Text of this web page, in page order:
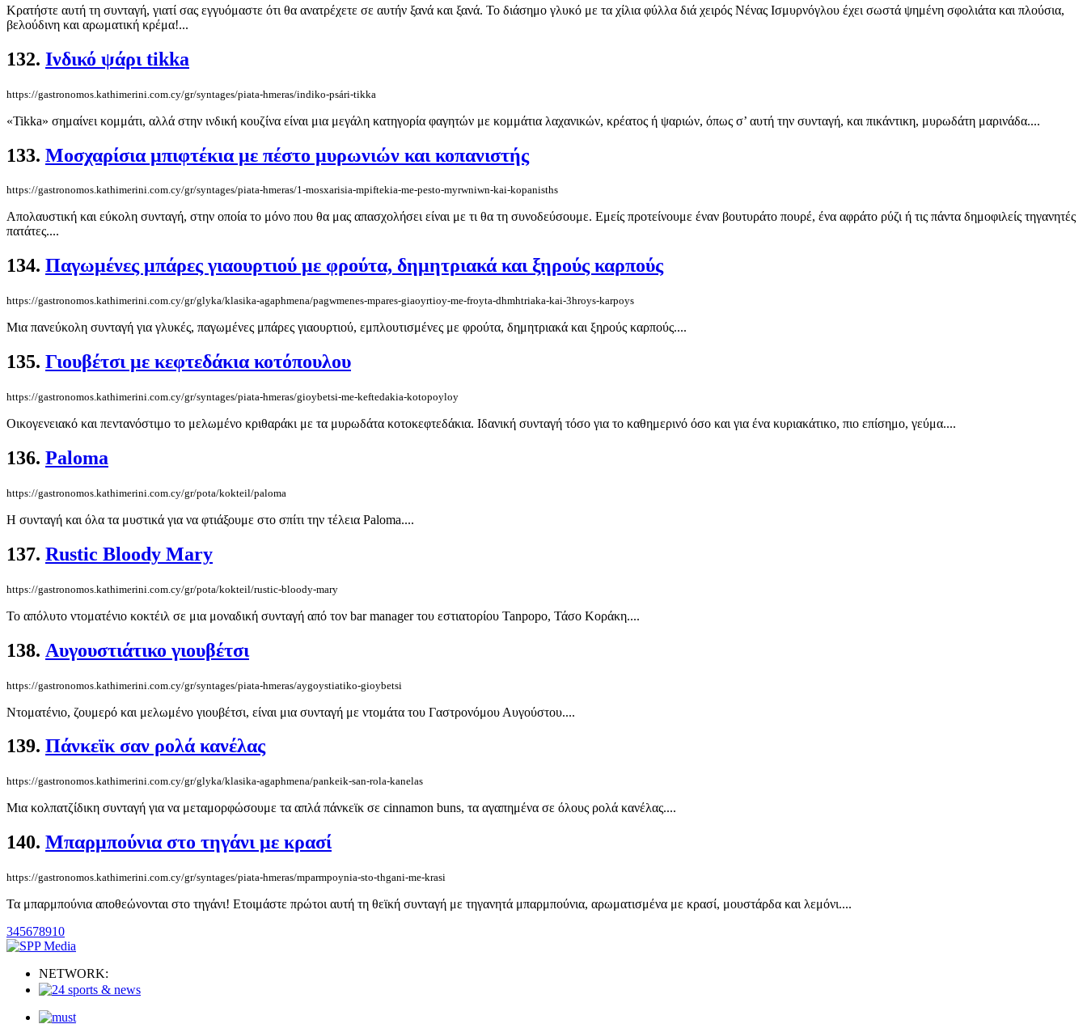
Κρατήστε αυτή τη συνταγή, γιατί σας εγγυόμαστε ότι θα ανατρέχετε σε αυτήν ξανά και ξανά. Το διάσημο γλυκό με τα χίλια φύλλα διά χειρός Νένας Ισμυρνόγλου έχει σωστά ψημένη σφολιάτα και πλούσια,
βελούδινη και αρωματική κρέμα!...
132. Ινδικό ψάρι tikka
https://gastronomos.kathimerini.com.cy/gr/syntages/piata-hmeras/indiko-psári-tikka
«Tikka» σημαίνει κομμάτι, αλλά στην ινδική κουζίνα είναι μια μεγάλη κατηγορία φαγητών με κομμάτια λαχανικών, κρέατος ή ψαριών, όπως σ’ αυτή την συνταγή, και πικάντικη, μυρωδάτη μαρινάδα....
133. Μοσχαρίσια μπιφτέκια με πέστο μυρωνιών και κοπανιστής
https://gastronomos.kathimerini.com.cy/gr/syntages/piata-hmeras/1-mosxarisia-mpiftekia-me-pesto-myrwniwn-kai-kopanisths
Απολαυστική και εύκολη συνταγή, στην οποία το μόνο που θα μας απασχολήσει είναι με τι θα τη συνοδεύσουμε. Εμείς προτείνουμε έναν βουτυράτο πουρέ, ένα αφράτο ρύζι ή τις πάντα δημοφιλείς τηγανητές
πατάτες....
134. Παγωμένες μπάρες γιαουρτιού με φρούτα, δημητριακά και ξηρούς καρπούς
https://gastronomos.kathimerini.com.cy/gr/glyka/klasika-agaphmena/pagwmenes-mpares-giaoyrtioy-me-froyta-dhmhtriaka-kai-3hroys-karpoys
Μια πανεύκολη συνταγή για γλυκές, παγωμένες μπάρες γιαουρτιού, εμπλουτισμένες με φρούτα, δημητριακά και ξηρούς καρπούς....
135. Γιουβέτσι με κεφτεδάκια κοτόπουλου
https://gastronomos.kathimerini.com.cy/gr/syntages/piata-hmeras/gioybetsi-me-keftedakia-kotopoyloy
Οικογενειακό και πεντανόστιμο το μελωμένο κριθαράκι με τα μυρωδάτα κοτοκεφτεδάκια. Ιδανική συνταγή τόσο για το καθημερινό όσο και για ένα κυριακάτικο, πιο επίσημο, γεύμα....
136. Paloma
https://gastronomos.kathimerini.com.cy/gr/pota/kokteil/paloma
Η συνταγή και όλα τα μυστικά για να φτιάξουμε στο σπίτι την τέλεια Paloma....
137. Rustic Bloody Mary
https://gastronomos.kathimerini.com.cy/gr/pota/kokteil/rustic-bloody-mary
Το απόλυτο ντοματένιο κοκτέιλ σε μια μοναδική συνταγή από τον bar manager του εστιατορίου Tanpopo, Τάσο Κοράκη....
138. Αυγουστιάτικο γιουβέτσι
https://gastronomos.kathimerini.com.cy/gr/syntages/piata-hmeras/aygoystiatiko-gioybetsi
Ντοματένιο, ζουμερό και μελωμένο γιουβέτσι, είναι μια συνταγή με ντομάτα του Γαστρονόμου Αυγούστου....
139. Πάνκεϊκ σαν ρολά κανέλας
https://gastronomos.kathimerini.com.cy/gr/glyka/klasika-agaphmena/pankeik-san-rola-kanelas
Μια κολπατζίδικη συνταγή για να μεταμορφώσουμε τα απλά πάνκεϊκ σε cinnamon buns, τα αγαπημένα σε όλους ρολά κανέλας....
140. Μπαρμπούνια στο τηγάνι με κρασί
https://gastronomos.kathimerini.com.cy/gr/syntages/piata-hmeras/mparmpoynia-sto-thgani-me-krasi
Τα μπαρμπούνια αποθεώνονται στο τηγάνι! Ετοιμάστε πρώτοι αυτή τη θεϊκή συνταγή με τηγανητά μπαρμπούνια, αρωματισμένα με κρασί, μουστάρδα και λεμόνι....
345678910
NETWORK: